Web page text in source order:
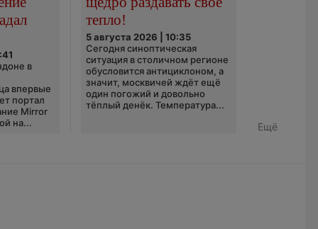
в
впервые
портал
Mirror
на...
тепло!
5 августа 2026 | 10:35
Сегодня синоптическая
ситуация в столичном регионе
обусловится антициклоном, а
значит, москвичей ждёт ещё
один погожий и довольно
тёплый денёк. Температура...
Ещё